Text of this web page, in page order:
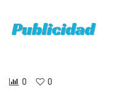
0 0